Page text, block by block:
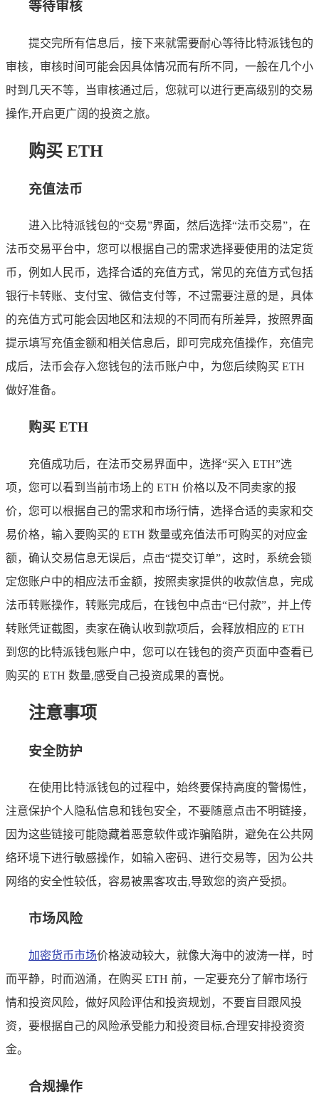
等待审核
提交完所有信息后，接下来就需要耐心等待比特派钱包的
审核，审核时间可能会因具体情况而有所不同，一般在几个小
时到几天不等，当审核通过后，您就可以进行更高级别的交易
操作,开启更广阔的投资之旅。
购买 ETH
充值法币
进入比特派钱包的“交易”界面，然后选择“法币交易”，在
法币交易平台中，您可以根据自己的需求选择要使用的法定货
币，例如人民币，选择合适的充值方式，常见的充值方式包括
银行卡转账、支付宝、微信支付等，不过需要注意的是，具体
的充值方式可能会因地区和法规的不同而有所差异，按照界面
提示填写充值金额和相关信息后，即可完成充值操作，充值完
成后，法币会存入您钱包的法币账户中，为您后续购买 ETH
做好准备。
购买 ETH
充值成功后，在法币交易界面中，选择“买入 ETH”选
项，您可以看到当前市场上的 ETH 价格以及不同卖家的报
价，您可以根据自己的需求和市场行情，选择合适的卖家和交
易价格，输入要购买的 ETH 数量或充值法币可购买的对应金
额，确认交易信息无误后，点击“提交订单”，这时，系统会锁
定您账户中的相应法币金额，按照卖家提供的收款信息，完成
法币转账操作，转账完成后，在钱包中点击“已付款”，并上传
转账凭证截图，卖家在确认收到款项后，会释放相应的 ETH
到您的比特派钱包账户中，您可以在钱包的资产页面中查看已
购买的 ETH 数量,感受自己投资成果的喜悦。
注意事项
安全防护
在使用比特派钱包的过程中，始终要保持高度的警惕性，
注意保护个人隐私信息和钱包安全，不要随意点击不明链接，
因为这些链接可能隐藏着恶意软件或诈骗陷阱，避免在公共网
络环境下进行敏感操作，如输入密码、进行交易等，因为公共
网络的安全性较低，容易被黑客攻击,导致您的资产受损。
市场风险
加密货币市场价格波动较大，就像大海中的波涛一样，时
而平静，时而汹涌，在购买 ETH 前，一定要充分了解市场行
情和投资风险，做好风险评估和投资规划，不要盲目跟风投
资，要根据自己的风险承受能力和投资目标,合理安排投资资
金。
合规操作